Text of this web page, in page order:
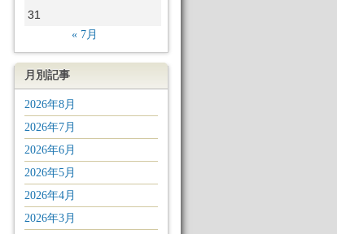
31
« 7月
月別記事
2026年8月
2026年7月
2026年6月
2026年5月
2026年4月
2026年3月